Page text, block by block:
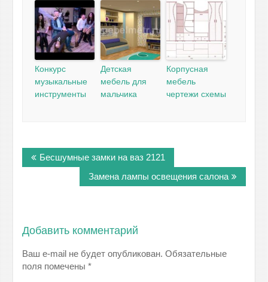
Конкурс
музыкальные
инструменты
Детская
мебель для
мальчика
Корпусная
мебель
чертежи схемы
по Бесшумные замки на ваз 2121
Замена лампы освещения салона
Добавить комментарий
Ваш e-mail не будет опубликован. Обязательные
поля помечены*